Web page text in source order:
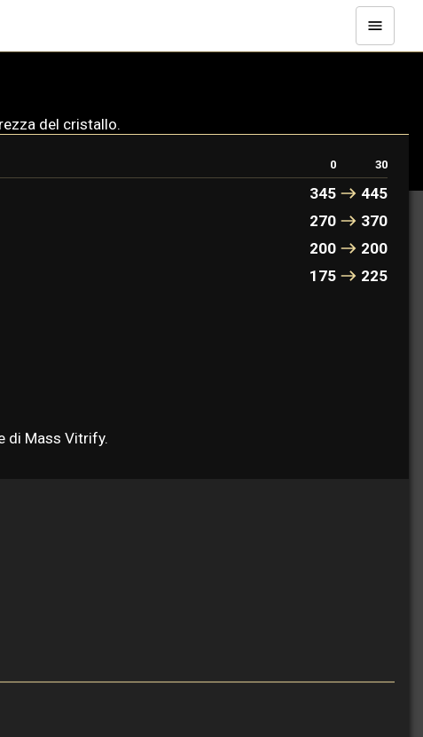
del cristallo.
0 30
345
445
270
370
200
200
175 225
di Mass Vitrify.